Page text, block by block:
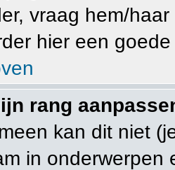
vraag hem/
hier een
rang
kan dit niet
in